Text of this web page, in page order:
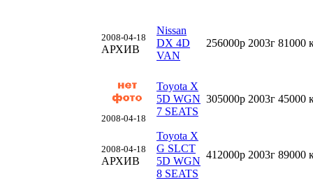
2008-04-18
АРХИВ
Nissan
DX 4D
VAN
256000р 2003г 81000
2008-04-18
Toyota X
5D WGN
7 SEATS
305000р 2003г 45000
2008-04-18
АРХИВ
Toyota X
G SLCT
5D WGN
8 SEATS
412000р 2003г 89000